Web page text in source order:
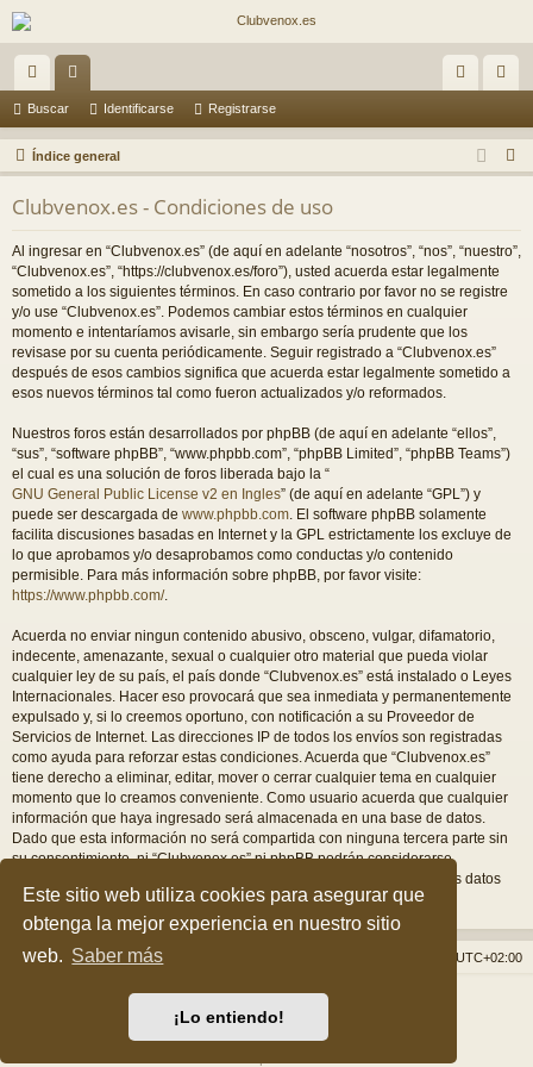
Este sitio web utiliza cookies para asegurar que
obtenga la mejor experiencia en nuestro sitio
web. Saber más
¡Lo entiendo!
nl
ac
es
rá
pi
do
or
os nti
fic
se
ist
ra
e
Buscar Identificarse Registrarse
Índice general
u
Clubvenox.es - Condiciones de uso
Al ingresar en “Clubvenox.es” (de aquí en adelante “nosotros”, “nos”, “nuestro”,
“Clubvenox.es”, “https://clubvenox.es/foro”), usted acuerda estar legalmente
sometido a los siguientes términos. En caso contrario por favor no se registre
y/o use “Clubvenox.es”. Podemos cambiar estos términos en cualquier
momento e intentaríamos avisarle, sin embargo sería prudente que los
revisase por su cuenta periódicamente. Seguir registrado a “Clubvenox.es”
después de esos cambios significa que acuerda estar legalmente sometido a
esos nuevos términos tal como fueron actualizados y/o reformados.
Nuestros foros están desarrollados por phpBB (de aquí en adelante “ellos”,
“sus”, “software phpBB”, “www.phpbb.com”, “phpBB Limited”, “phpBB Teams”)
el cual es una solución de foros liberada bajo la “
GNU General Public License v2 en Ingles” (de aquí en adelante “GPL”) y
puede ser descargada de www.phpbb.com . El software phpBB solamente
facilita discusiones basadas en Internet y la GPL estrictamente los excluye de
lo que aprobamos y/o desaprobamos como conductas y/o contenido
permisible. Para más información sobre phpBB, por favor visite:
https://www.phpbb.com/.
Acuerda no enviar ningun contenido abusivo, obsceno, vulgar, difamatorio,
indecente, amenazante, sexual o cualquier otro material que pueda violar
cualquier ley de su país, el país donde “Clubvenox.es” está instalado o Leyes
Internacionales. Hacer eso provocará que sea inmediata y permanentemente
expulsado y, si lo creemos oportuno, con notificación a su Proveedor de
Servicios de Internet. Las direcciones IP de todos los envíos son registradas
como ayuda para reforzar estas condiciones. Acuerda que “Clubvenox.es”
tiene derecho a eliminar, editar, mover o cerrar cualquier tema en cualquier
momento que lo creamos conveniente. Como usuario acuerda que cualquier
información que haya ingresado será almacenada en una base de datos.
Dado que esta información no será compartida con ninguna tercera parte sin
su consentimiento, ni “Clubvenox.es” ni phpBB podrán considerarse
responsables por cualquier intento de hacking que conlleve a que los datos
sean comprometidos.
Índice general UTC+02:00
Desarrollado porphpBB® Forum Software © phpBB Limited
Style porArty&
phpBB España